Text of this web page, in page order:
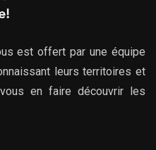
est offert par une équipe
leurs territoires et
en faire découvrir les